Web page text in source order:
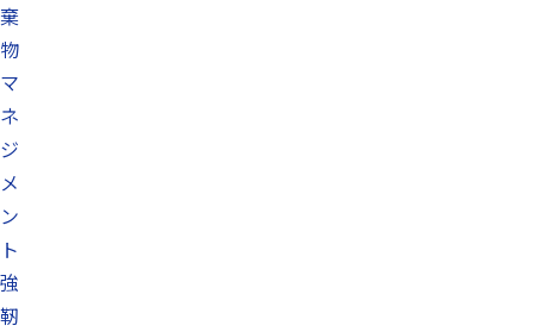
棄
物
マ
ネ
ジ
メ
ン
ト
強
靭